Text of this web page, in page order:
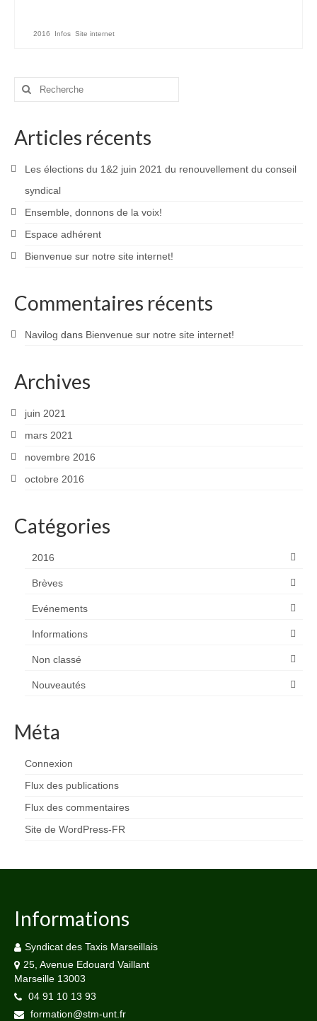
2016 Infos Site internet
Rechercher
Articles récents
Les élections du 1&2 juin 2021 du renouvellement du conseil
syndical
Ensemble, donnons de la voix!
Espace adhérent
Bienvenue sur notre site internet!
Commentaires récents
Navilog dans Bienvenue sur notre site internet!
Archives
juin 2021
mars 2021
novembre 2016
octobre 2016
Catégories
2016
Brèves
Evénements
Informations
Non classé
Nouveautés
Méta
Connexion
Flux des publications
Flux des commentaires
Site de WordPress-FR
Informations
Syndicat des Taxis Marseillais
25, Avenue Edouard Vaillant
Marseille 13003
04 91 10 13 93
formation@stm-unt.fr